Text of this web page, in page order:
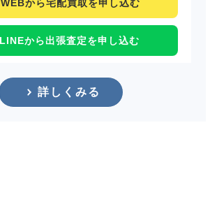
WEBから宅配買取を申し込む
LINEから出張査定を申し込む
詳しくみる